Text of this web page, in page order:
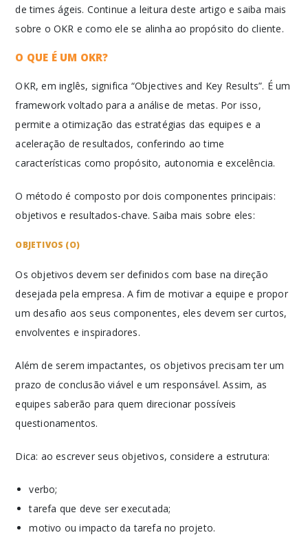
de times ágeis. Continue a leitura deste artigo e saiba mais
sobre o OKR e como ele se alinha ao propósito do cliente.
O QUE É UM OKR?
OKR, em inglês, significa “Objectives and Key Results”. É um
framework voltado para a análise de metas. Por isso,
permite a otimização das estratégias das equipes e a
aceleração de resultados, conferindo ao time
características como propósito, autonomia e excelência.
O método é composto por dois componentes principais:
objetivos e resultados-chave. Saiba mais sobre eles:
OBJETIVOS (O)
Os objetivos devem ser definidos com base na direção
desejada pela empresa. A fim de motivar a equipe e propor
um desafio aos seus componentes, eles devem ser curtos,
envolventes e inspiradores.
Além de serem impactantes, os objetivos precisam ter um
prazo de conclusão viável e um responsável. Assim, as
equipes saberão para quem direcionar possíveis
questionamentos.
Dica: ao escrever seus objetivos, considere a estrutura:
verbo;
tarefa que deve ser executada;
motivo ou impacto da tarefa no projeto.